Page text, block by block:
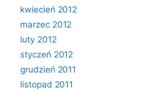
kwiecień 2012
marzec 2012
luty 2012
styczeń 2012
grudzień 2011
listopad 2011